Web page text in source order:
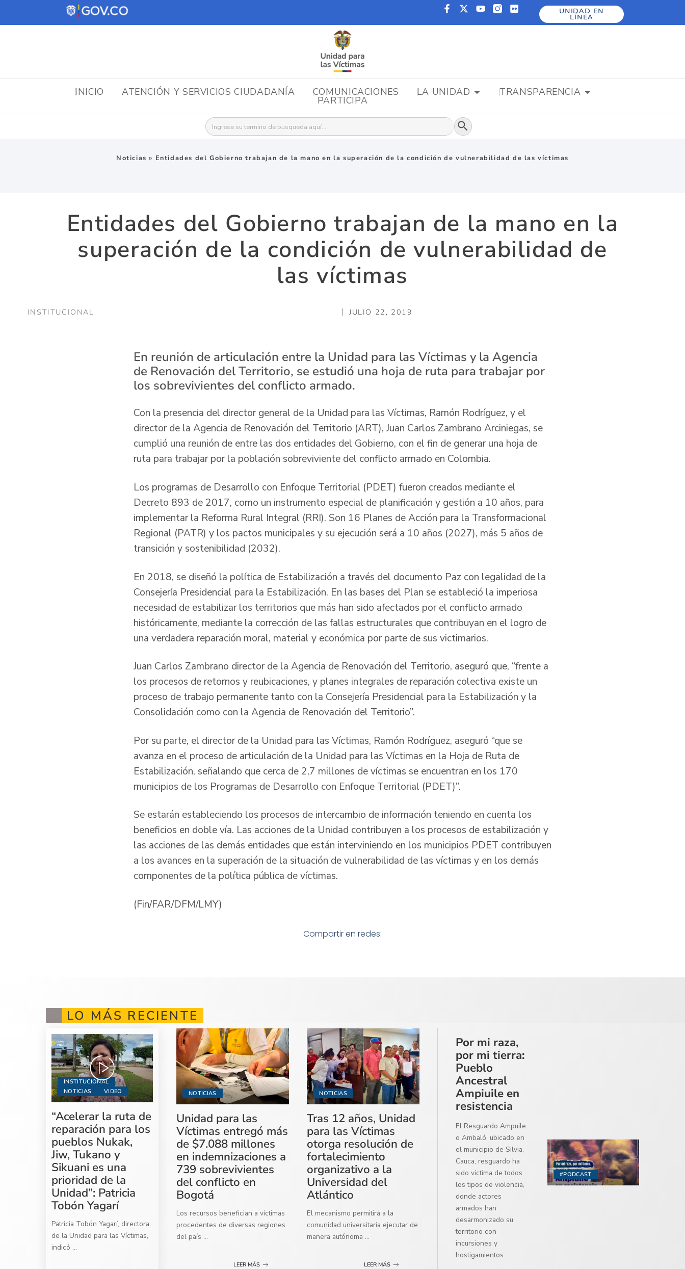
UNIDAD EN
LÍNEA
INICIO ATENCIÓN Y SERVICIOS CIUDADANÍA COMUNICACIONES LA UNIDAD TRANSPARENCIA
PARTICIPA
Buscar: Botón de búsqueda
Noticias » Entidades del Gobierno trabajan de la mano en la superación de la condición de vulnerabilidad de las víctimas
Entidades del Gobierno trabajan de la mano en la
superación de la condición de vulnerabilidad de
las víctimas
INSTITUCIONAL JULIO 22, 2019
En reunión de articulación entre la Unidad para las Víctimas y la Agencia
de Renovación del Territorio, se estudió una hoja de ruta para trabajar por
los sobrevivientes del conflicto armado.
Con la presencia del director general de la Unidad para las Víctimas, Ramón Rodríguez, y el
director de la Agencia de Renovación del Territorio (ART), Juan Carlos Zambrano Arciniegas, se
cumplió una reunión de entre las dos entidades del Gobierno, con el fin de generar una hoja de
ruta para trabajar por la población sobreviviente del conflicto armado en Colombia.
Los programas de Desarrollo con Enfoque Territorial (PDET) fueron creados mediante el
Decreto 893 de 2017, como un instrumento especial de planificación y gestión a 10 años, para
implementar la Reforma Rural Integral (RRI). Son 16 Planes de Acción para la Transformacional
Regional (PATR) y los pactos municipales y su ejecución será a 10 años (2027), más 5 años de
transición y sostenibilidad (2032).
En 2018, se diseñó la política de Estabilización a través del documento Paz con legalidad de la
Consejería Presidencial para la Estabilización. En las bases del Plan se estableció la imperiosa
necesidad de estabilizar los territorios que más han sido afectados por el conflicto armado
históricamente, mediante la corrección de las fallas estructurales que contribuyan en el logro de
una verdadera reparación moral, material y económica por parte de sus victimarios.
Juan Carlos Zambrano director de la Agencia de Renovación del Territorio, aseguró que, “frente a
los procesos de retornos y reubicaciones, y planes integrales de reparación colectiva existe un
proceso de trabajo permanente tanto con la Consejería Presidencial para la Estabilización y la
Consolidación como con la Agencia de Renovación del Territorio”.
Por su parte, el director de la Unidad para las Víctimas, Ramón Rodríguez, aseguró “que se
avanza en el proceso de articulación de la Unidad para las Víctimas en la Hoja de Ruta de
Estabilización, señalando que cerca de 2,7 millones de víctimas se encuentran en los 170
municipios de los Programas de Desarrollo con Enfoque Territorial (PDET)”.
Se estarán estableciendo los procesos de intercambio de información teniendo en cuenta los
beneficios en doble vía. Las acciones de la Unidad contribuyen a los procesos de estabilización y
las acciones de las demás entidades que están interviniendo en los municipios PDET contribuyen
a los avances en la superación de la situación de vulnerabilidad de las víctimas y en los demás
componentes de la política pública de víctimas.
(Fin/FAR/DFM/LMY)
Compartir en redes:
LO MÁS RECIENTE
INSTITUCIONAL
NOTICIAS
VIDEO
“Acelerar la ruta de
reparación para los
pueblos Nukak,
Jiw, Tukano y
Sikuani es una
prioridad de la
Unidad”: Patricia
Tobón Yagarí
Patricia Tobón Yagarí, directora
de la Unidad para las Víctimas,
indicó ...
NOTICIAS
Unidad para las
Víctimas entregó más
de $7.088 millones
en indemnizaciones a
739 sobrevivientes
del conflicto en
Bogotá
Los recursos benefician a víctimas
procedentes de diversas regiones
del país ...
LEER MÁS
NOTICIAS
Tras 12 años, Unidad
para las Víctimas
otorga resolución de
fortalecimiento
organizativo a la
Universidad del
Atlántico
El mecanismo permitirá a la
comunidad universitaria ejecutar de
manera autónoma ...
LEER MÁS
#PODCAST
Por mi raza,
por mi tierra:
Pueblo
Ancestral
Ampiuile en
resistencia
El Resguardo Ampuile
o Ambaló, ubicado en
el municipio de Silvia,
Cauca, resguardo ha
sido víctima de todos
los tipos de violencia,
donde actores
armados han
desarmonizado su
territorio con
incursiones y
hostigamientos.